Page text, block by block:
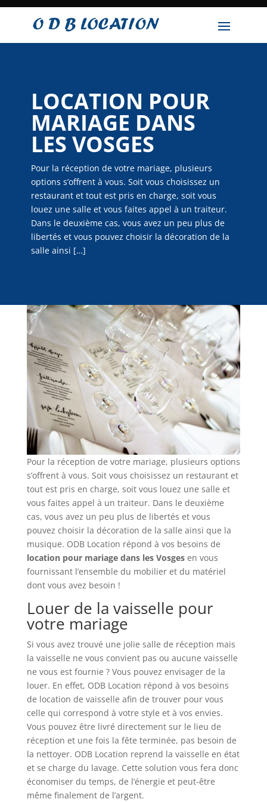
LOCATION POUR
MARIAGE DANS
LES VOSGES
Pour la réception de votre mariage, plusieurs
options s’offrent à vous. Soit vous choisissez un
restaurant et tout est pris en charge, soit vous
louez une salle et vous faites appel à un traiteur.
Dans le deuxième cas, vous avez un peu plus de
libertés et vous pouvez choisir la décoration de la
salle ainsi […]
Pour la réception de votre mariage, plusieurs options
s’offrent à vous. Soit vous choisissez un restaurant et
tout est pris en charge, soit vous louez une salle et
vous faites appel à un traiteur. Dans le deuxième
cas, vous avez un peu plus de libertés et vous
pouvez choisir la décoration de la salle ainsi que la
musique. ODB Location répond à vos besoins de
location pour mariage dans les Vosgesen vous
fournissant l’ensemble du mobilier et du matériel
dont vous avez besoin !
Louer de la vaisselle pour
votre mariage
Si vous avez trouvé une jolie salle de réception mais
la vaisselle ne vous convient pas ou aucune vaisselle
ne vous est fournie ? Vous pouvez envisager de la
louer. En effet, ODB Location répond à vos besoins
de location de vaisselle afin de trouver pour vous
celle qui correspond à votre style et à vos envies.
Vous pouvez être livré directement sur le lieu de
réception et une fois la fête terminée, pas besoin de
la nettoyer. ODB Location reprend la vaisselle en état
et se charge du lavage. Cette solution vous fera donc
économiser du temps, de l’énergie et peut-être
même finalement de l’argent.